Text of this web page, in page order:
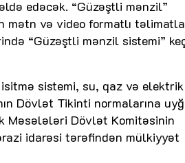
edəcək. “Güzəştli mənzil”
mətn və video formatlı
“Güzəştli mənzil sistemi”
sistemi, su, qaz və elektrik
Dövlət Tikinti normalarına
Məsələləri Dövlət Komitəsinin
idarəsi tərəfindən mülkiyyət